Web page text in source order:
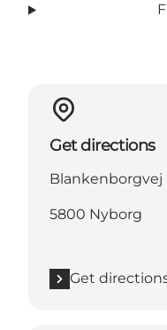
Get directions
Blankenborgvej
5800 Nyborg
Get